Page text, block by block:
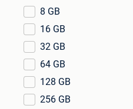
8 GB
16 GB
32 GB
64 GB
128 GB
256 GB